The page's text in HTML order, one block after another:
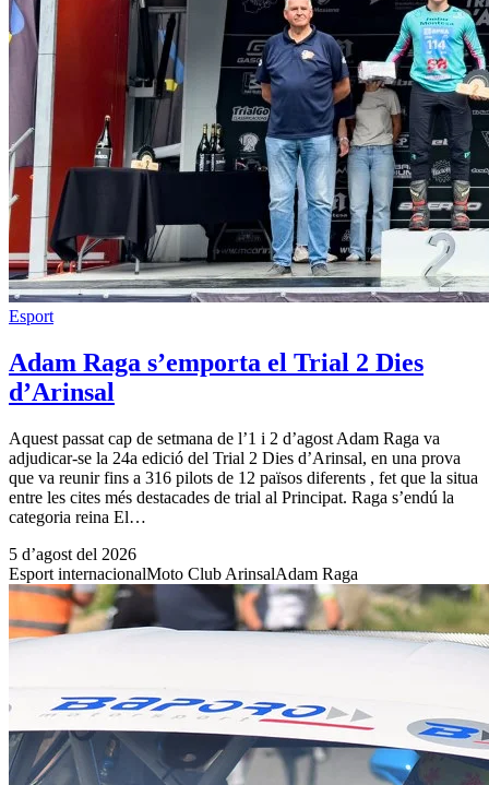
Esport
Adam Raga s’emporta el Trial 2 Dies
d’Arinsal
Aquest passat cap de setmana de l’1 i 2 d’agost Adam Raga va
adjudicar-se la 24a edició del Trial 2 Dies d’Arinsal, en una prova
que va reunir fins a 316 pilots de 12 països diferents , fet que la situa
entre les cites més destacades de trial al Principat. Raga s’endú la
categoria reina El…
5 d’agost del 2026
Esport internacionalMoto Club ArinsalAdam Raga